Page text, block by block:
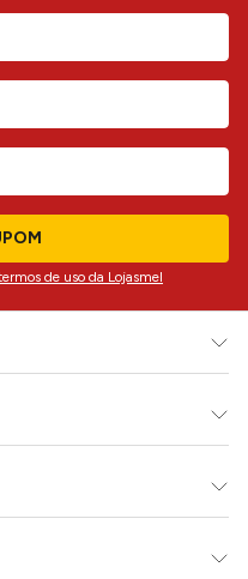
de uso da Lojasmel